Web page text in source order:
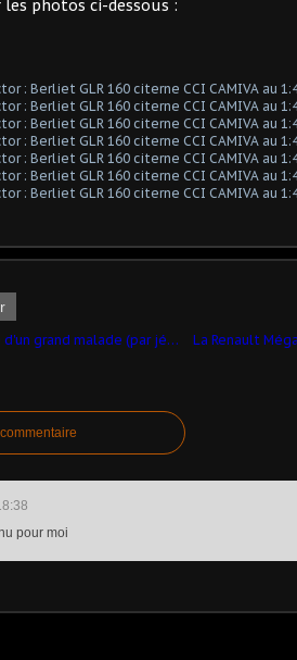
les photos ci-dessous :
Autopsie de l'ambulance d'un grand malade (par jérôme HADACEK)
pour moi